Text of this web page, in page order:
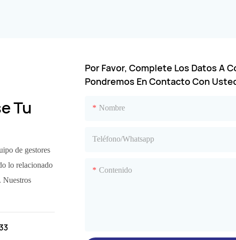
Tu
de gestores
lo relacionado
Nuestros
Por Favor, Complete Los Datos A
Pondremos En Contacto Con
Nombre
Teléfono/whatsapp
Contenido